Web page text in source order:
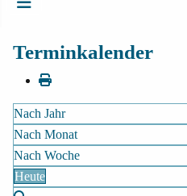
Terminkalender
Nach Jahr
Nach Monat
Nach Woche
Heute